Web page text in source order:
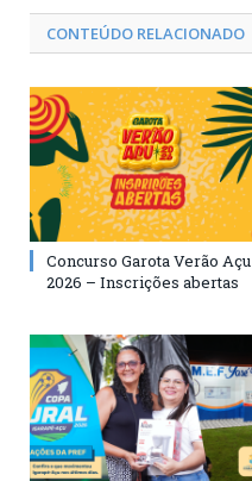
CONTEÚDO RELACIONADO
Concurso Garota Verão Açu
2026 – Inscrições abertas